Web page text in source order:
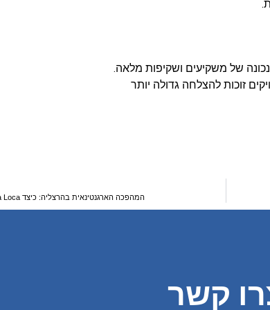
של משקיעים ושקיפות מלאה.
זוכות להצלחה גדולה יותר
המהפכה הארגנטינאית בהרצליה: כיצד La Vaka Loca משנה את פני תרבות הבשר הישראלית
קשר